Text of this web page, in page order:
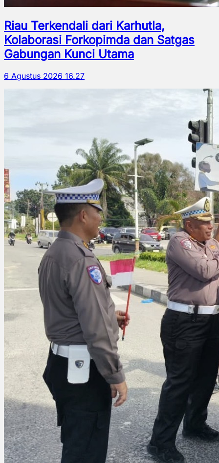
Riau Terkendali dari Karhutla,
Kolaborasi Forkopimda dan Satgas
Gabungan Kunci Utama
6 Agustus 2026 16.27